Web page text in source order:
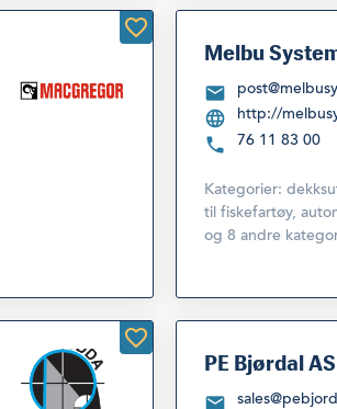
Melbu
http://
76 11 83 00
Kategorier:
til fiskefartøy,
og 8 andre
PE Bjørdal AS